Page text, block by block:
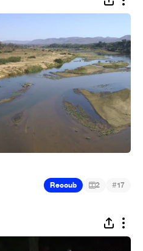
Recoub 2 #17